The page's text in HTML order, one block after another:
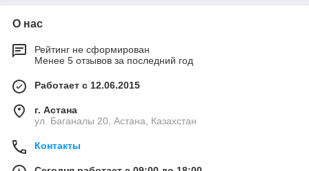
О нас
Рейтинг не сформирован
Менее 5 отзывов за последний год
Работает с 12.06.2015
г. Астана
ул. Баганалы 20, Астана, Казахстан
Контакты